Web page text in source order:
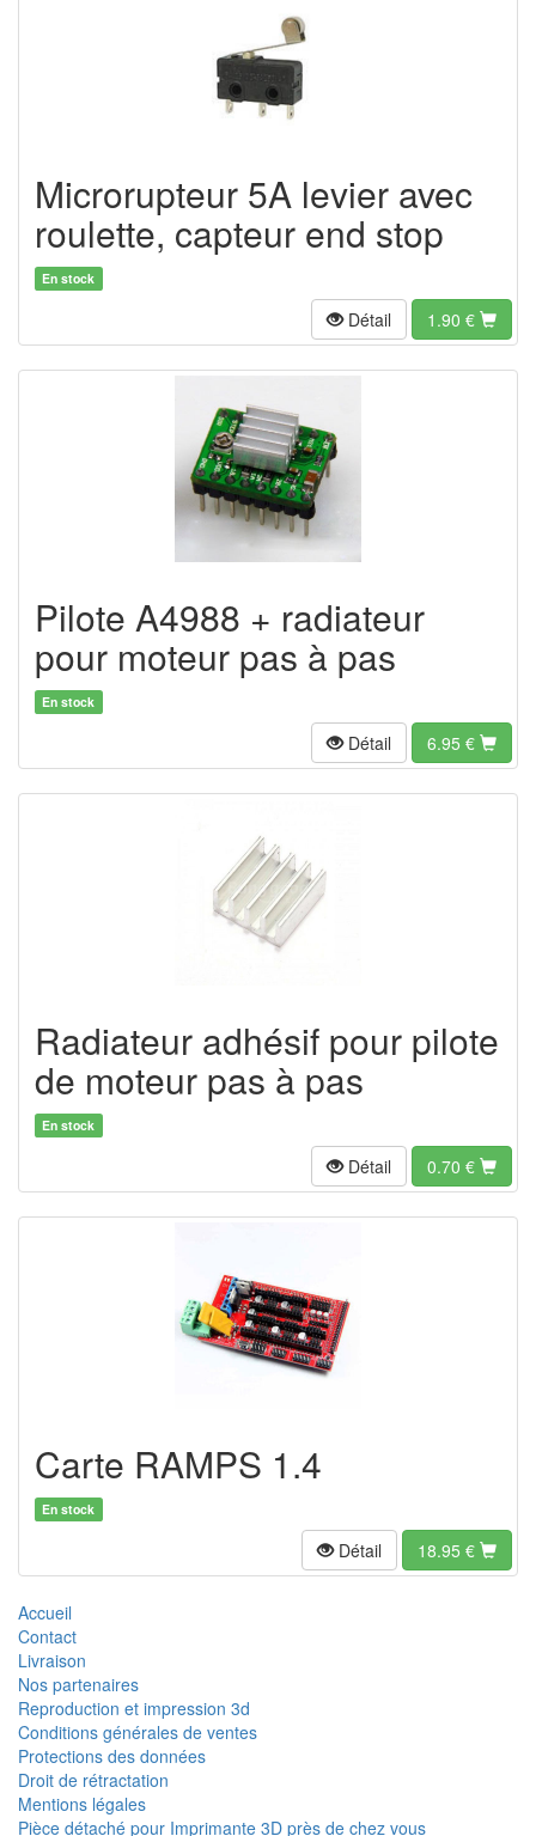
Microrupteur 5A levier avec
roulette, capteur end stop
En stock
Détail 1.90 €
Pilote A4988 + radiateur
pour moteur pas à pas
En stock
Détail 6.95 €
Radiateur adhésif pour pilote
de moteur pas à pas
En stock
Détail 0.70 €
Carte RAMPS 1.4
En stock
Détail 18.95 €
Accueil
Contact
Livraison
Nos partenaires
Reproduction et impression 3d
Conditions générales de ventes
Protections des données
Droit de rétractation
Mentions légales
Pièce détaché pour Imprimante 3D près de chez vous